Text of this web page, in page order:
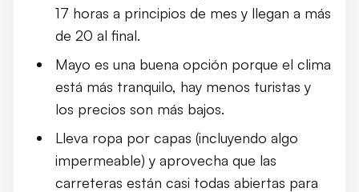
17 horas a principios de mes y llegan a más
de 20 al final.
Mayo es una buena opción porque el clima
está más tranquilo, hay menos turistas y
los precios son más bajos.
Lleva ropa por capas (incluyendo algo
impermeable) y aprovecha que las
carreteras están casi todas abiertas para